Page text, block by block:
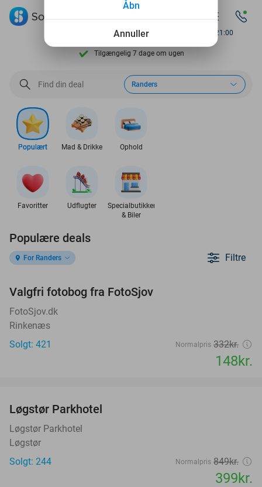
Se flere end 15.000 deals
Tilgængelig 7 dage om ugen
10+ millioner medlemmer
Se flere end 15.000 deals
Available until 21:00
Populært Mad & Drikke Ophold
Favoritter Udflugter
Specialbutikker
& Biler
Randers
Populære deals
For Randers Filtre
favorite_border
Valgfri fotobog fra FotoSjov
FotoSjov.dk
Rinkenæs
Solgt: 421
Normalpris 332kr.
148kr.
Løgstør Parkhotel
Løgstør Parkhotel
Løgstør
Solgt: 244
Normalpris 849kr.
399kr.
Annuller
Åbn